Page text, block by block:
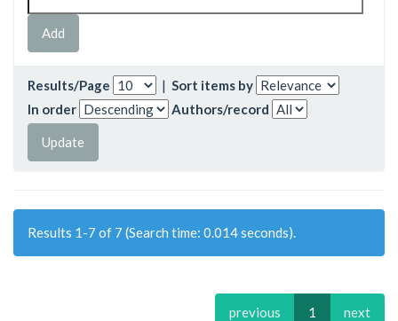
Results/Page | Sort items by
In order
Authors/record
Results 1-7 of 7 (Search time: 0.014 seconds).
previous 1 next